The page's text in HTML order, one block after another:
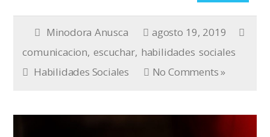
Minodora Anusca
agosto 19, 2019
comunicacion,escuchar, habilidades sociales
Habilidades Sociales
No Comments »